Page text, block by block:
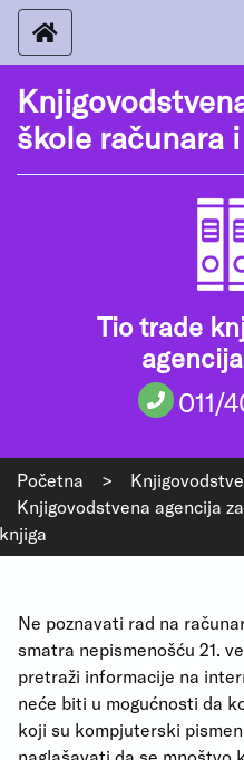
škole računara
Tio trade
011/
Početna >
Knjigovodstvena agencija
knjiga
Ne poznavati rad na
smatra nepismenošću 21.
pretraži informacije na
neće biti u mogućnosti da
koji su kompjuterski